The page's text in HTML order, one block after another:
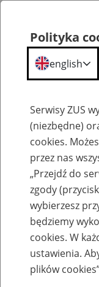
Szkolenia
Zaproś ZUS
eZUS w
Polityka
english
Serwisy ZUS
(niezbędne)
cookies.
przez nas
„Przejdź do
zgody
wybierzesz
będziemy
cookies. W
ustawienia.
plików